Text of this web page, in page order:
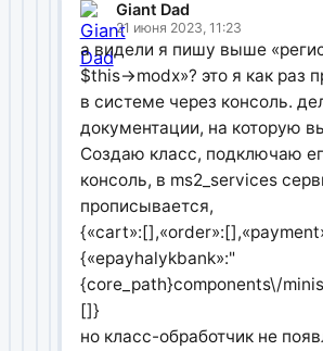
Giant Dad
21 июня 2023, 11:23
а видели я пишу выше
$this->modx»? это я как раз
в системе через консоль.
документации, на которую
Создаю класс, подключаю
консоль, в ms2_services
прописывается,
{«epayhalykbank»:"
{core_path}components\/
[]}
но класс-обработчик не